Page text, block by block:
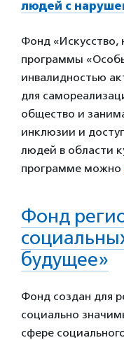
людей с
Фонд «Искусство,
программы
инвалидностью
для
общество и
инклюзии и
людей в области
программе можно
Фонд
будущее»
Фонд создан для
социально
сфере